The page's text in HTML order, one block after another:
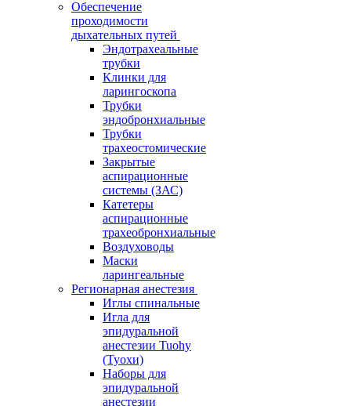
Обеспечение
проходимости
дыхательных путей
Эндотрахеальные
трубки
Клинки для
ларингоскопа
Трубки
эндобронхиальные
Трубки
трахеостомические
Закрытые
аспирационные
системы (ЗАС)
Катетеры
аспирационные
трахеобронхиальные
Воздуховоды
Маски
ларингеальные
Регионарная анестезия
Иглы спинальные
Игла для
эпидуральной
анестезии Tuohy
(Туохи)
Наборы для
эпидуральной
анестезии